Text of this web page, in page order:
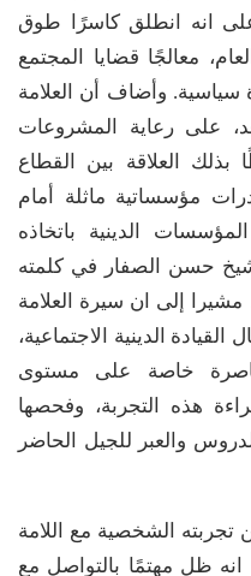
انه انطلق كاسرًا طوق
معالجًا قضايا المجتمع
سياسية. وأضاف أن العلامة
على رعاية المشروعات
بذلك العلاقة بين القطاع
مؤسساتية ماثلة أمام
الدينية باتخاذه
حسن الصفار في كلمته
مشيرا إلى ان سيرة العلامة
الدينية الاجتماعية،
خاصة على مستوى
هذه التجربة، وفحصها
والعبر للجيل الحاضر
الشخصية مع اللامة
ظل مهتمًا بالتواصل مع